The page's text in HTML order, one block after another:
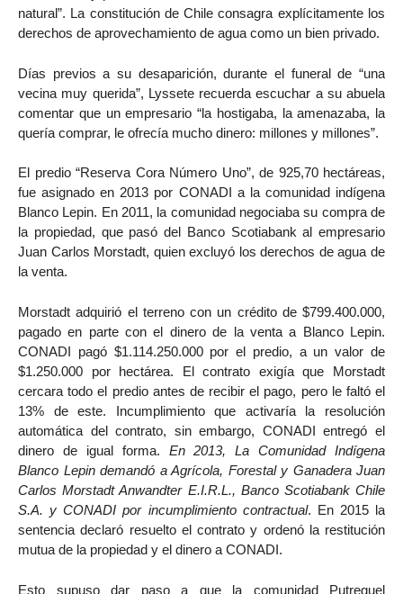
natural”. La constitución de Chile consagra explícitamente los
derechos de aprovechamiento de agua como un bien privado.
Días previos a su desaparición, durante el funeral de “una
vecina muy querida”, Lyssete recuerda escuchar a su abuela
comentar que un empresario “la hostigaba, la amenazaba, la
quería comprar, le ofrecía mucho dinero: millones y millones”.
El predio “Reserva Cora Número Uno”, de 925,70 hectáreas,
fue asignado en 2013 por CONADI a la comunidad indígena
Blanco Lepin. En 2011, la comunidad negociaba su compra de
la propiedad, que pasó del Banco Scotiabank al empresario
Juan Carlos Morstadt, quien excluyó los derechos de agua de
la venta.
Morstadt adquirió el terreno con un crédito de $799.400.000,
pagado en parte con el dinero de la venta a Blanco Lepin.
CONADI pagó $1.114.250.000 por el predio, a un valor de
$1.250.000 por hectárea. El contrato exigía que Morstadt
cercara todo el predio antes de recibir el pago, pero le faltó el
13% de este. Incumplimiento que activaría la resolución
automática del contrato, sin embargo, CONADI entregó el
dinero de igual forma. En 2013, La Comunidad Indígena
Blanco Lepin demandó a Agrícola, Forestal y Ganadera Juan
Carlos Morstadt Anwandter E.I.R.L., Banco Scotiabank Chile
S.A. y CONADI por incumplimiento contractual. En 2015 la
sentencia declaró resuelto el contrato y ordenó la restitución
mutua de la propiedad y el dinero a CONADI.
Esto supuso dar paso a que la comunidad Putreguel